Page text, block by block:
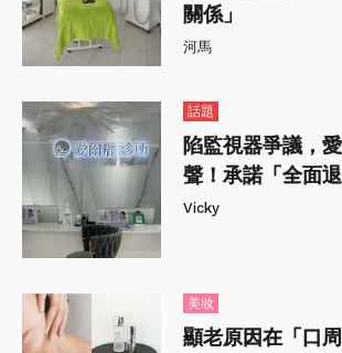
關係」
河馬
話題
陷監視器爭議，
聲！承諾「全面退
Vicky
美妝
顯老原因在「口